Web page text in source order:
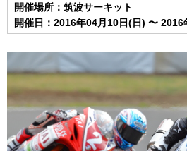
開催場所：筑波サーキット
開催日：2016年04月10日(日) 〜 2016